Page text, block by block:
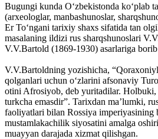
Bugungi kunda O‘zbekistonda ko‘plab
(arxeologlar, manbashunoslar,
Er To‘ngani tarixiy shaxs sifatida tan
masalaning ildizi rus sharqshunoslari
V.V.Bartold (1869-1930) asarlariga
V.V.Bartoldning yozishicha,
qolganlari uchun o‘zlarini afsonaviy
otini Afrosiyob, deb yuritadilar. Holbuki,
turkcha emasdir”. Tarixdan ma’lumki,
faoliyatlari bilan Rossiya imperiyasining
mustamlakachilik siyosatini amalga
muayyan darajada xizmat qilishgan.